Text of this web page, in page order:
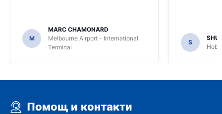
M
MARC CHAMONARD
Melbourne Airport - International
Terminal
S
Помощ и контакти